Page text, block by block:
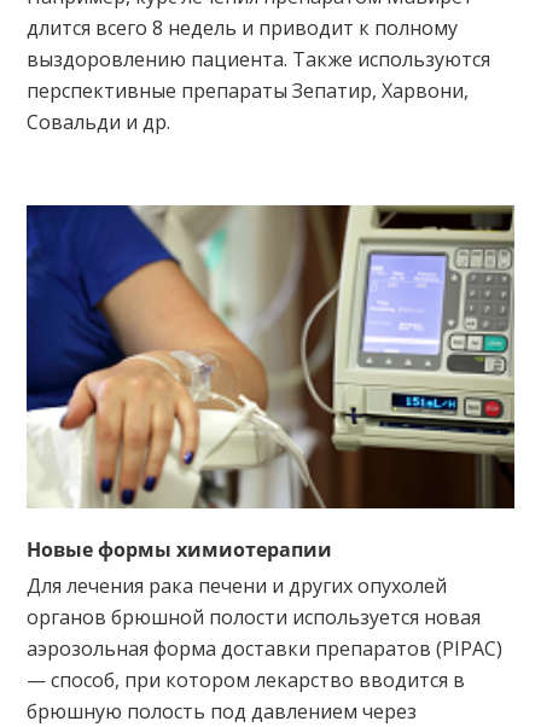
длится всего 8 недель и приводит к полному
выздоровлению пациента. Также используются
перспективные препараты Зепатир, Харвони,
Совальди и др.
Новые формы химиотерапии
Для лечения рака печени и других опухолей
органов брюшной полости используется новая
аэрозольная форма доставки препаратов (PIPAC)
— способ, при котором лекарство вводится в
брюшную полость под давлением через